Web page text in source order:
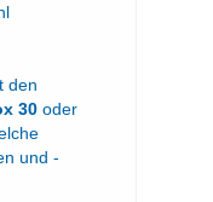
den
30 oder
und -